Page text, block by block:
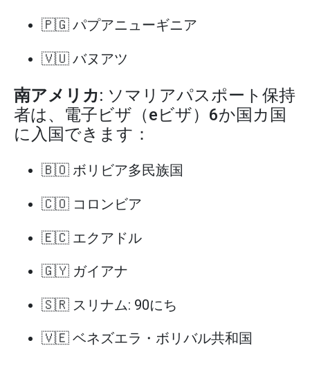
🇵🇬 パプアニューギニア
🇻🇺 バヌアツ
南アメリカ: ソマリアパスポート保持
者は、電子ビザ（eビザ）6か国カ国
に入国できます：
🇧🇴 ボリビア多民族国
🇨🇴 コロンビア
🇪🇨 エクアドル
🇬🇾 ガイアナ
🇸🇷 スリナム: 90にち
🇻🇪 ベネズエラ・ボリバル共和国